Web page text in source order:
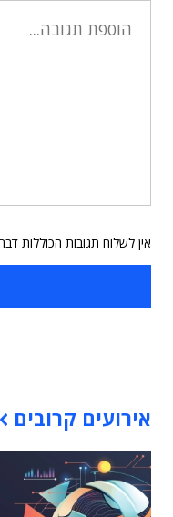
אין לשלוח תגובות הכוללות
אירועים קרובים